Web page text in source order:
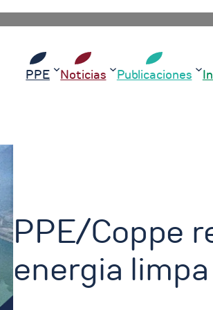
PPE Noticias Publicaciones
PPE/Coppe
energia limpa